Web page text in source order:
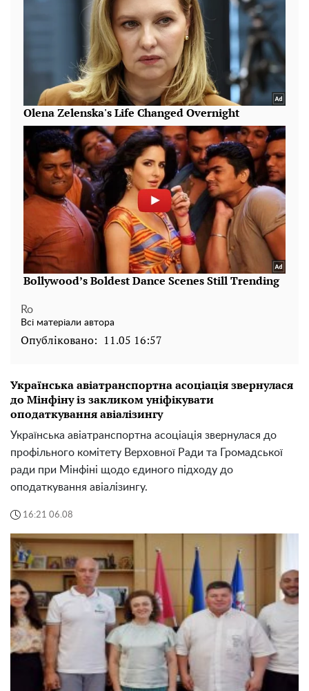
Ro
Всі матеріали автора
Опубліковано: 11.05 16:57
Українська авіатранспортна асоціація звернулася
до Мінфіну із закликом уніфікувати
оподаткування авіалізингу
Українська авіатранспортна асоціація звернулася до
профільного комітету Верховної Ради та Громадської
ради при Мінфіні щодо єдиного підходу до
оподаткування авіалізингу.
16:21 06.08